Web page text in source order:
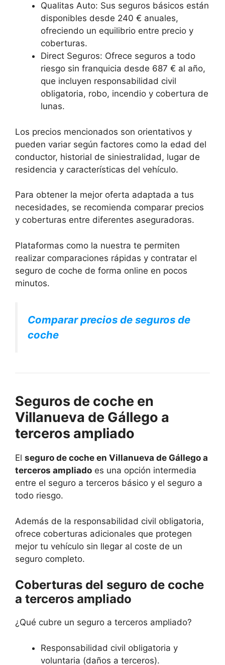
Qualitas Auto: Sus seguros básicos están
disponibles desde 240 € anuales,
ofreciendo un equilibrio entre precio y
coberturas.
Direct Seguros: Ofrece seguros a todo
riesgo sin franquicia desde 687 € al año,
que incluyen responsabilidad civil
obligatoria, robo, incendio y cobertura de
lunas.
Los precios mencionados son orientativos y
pueden variar según factores como la edad del
conductor, historial de siniestralidad, lugar de
residencia y características del vehículo.
Para obtener la mejor oferta adaptada a tus
necesidades, se recomienda comparar precios
y coberturas entre diferentes aseguradoras.
Plataformas como la nuestra te permiten
realizar comparaciones rápidas y contratar el
seguro de coche de forma online en pocos
minutos.
Comparar precios de seguros de
coche
Seguros de coche en
Villanueva de Gállego a
terceros ampliado
El seguro de coche en Villanueva de Gállego a
terceros ampliado es una opción intermedia
entre el seguro a terceros básico y el seguro a
todo riesgo.
Además de la responsabilidad civil obligatoria,
ofrece coberturas adicionales que protegen
mejor tu vehículo sin llegar al coste de un
seguro completo.
Coberturas del seguro de coche
a terceros ampliado
¿Qué cubre un seguro a terceros ampliado?
Responsabilidad civil obligatoria y
voluntaria (daños a terceros).